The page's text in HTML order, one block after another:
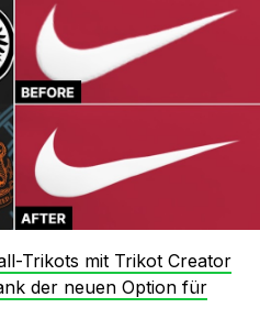
Trikots mit Trikot Creator
der neuen Option für